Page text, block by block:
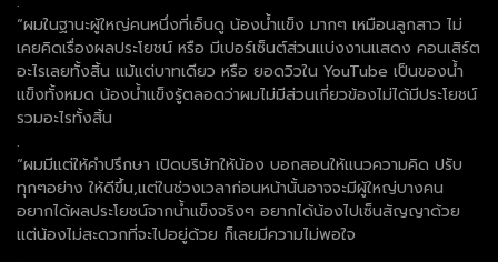
“ผมในฐานะผู้ใหญ่คนหนึ่งที่เอ็นดู น้องน้ำแข็ง มากๆ เหมือนลูกสาว ไม่
เคยคิดเรื่องผลประโยชน์ หรือ มีเปอร์เซ็นต์ส่วนแบ่งงานแสดง คอนเสิร์ต
อะไรเลยทั้งสิ้น แม้แต่บาทเดียว หรือ ยอดวิวใน YouTube เป็นของน้ำ
แข็งทั้งหมด น้องน้ำแข็งรู้ตลอดว่าผมไม่มีส่วนเกี่ยวข้องไม่ได้มีประโยชน์
รวมอะไรทั้งสิ้น
.
“ผมมีแต่ให้คำปรึกษา เปิดบริษัทให้น้อง บอกสอนให้แนวความคิด ปรับ
ทุกๆอย่าง ให้ดีขึ้น,แต่ในช่วงเวลาก่อนหน้านั้นอาจจะมีผู้ใหญ่บางคน
อยากได้ผลประโยชน์จากน้ำแข็งจริงๆ อยากได้น้องไปเซ็นสัญญาด้วย
แต่น้องไม่สะดวกที่จะไปอยู่ด้วย ก็เลยมีความไม่พอใจ